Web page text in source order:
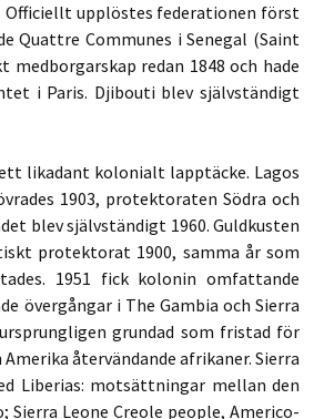
Officiellt upplöstes federationen först
Quattre Communes i Senegal (Saint
medborgarskap redan 1848 och hade
i Paris. Djibouti blev självständigt
likadant kolonialt lapptäcke. Lagos
1903, protektoraten Södra och
blev självständigt 1960. Guldkusten
protektorat 1900, samma år som
1951 fick kolonin omfattande
övergångar i The Gambia och Sierra
grundad som fristad för
återvändande afrikaner. Sierra
Liberias: motsättningar mellan den
Sierra Leone Creole people, Americo-